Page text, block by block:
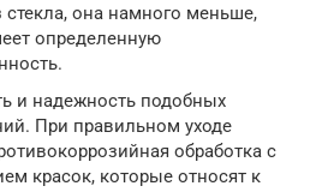
стекла, она намного меньше,
определенную
и надежность подобных
При правильном уходе
обработка с
красок, которые относят к